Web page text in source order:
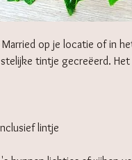
op je locatie of in
tintje gecreëerd.
lintje